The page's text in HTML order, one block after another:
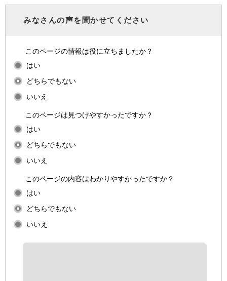
みなさんの声を聞かせてください
このページの情報は役に立ちましたか？
はい
どちらでもない
いいえ
このページは見つけやすかったですか？
はい
どちらでもない
いいえ
このページの内容はわかりやすかったですか？
はい
どちらでもない
いいえ